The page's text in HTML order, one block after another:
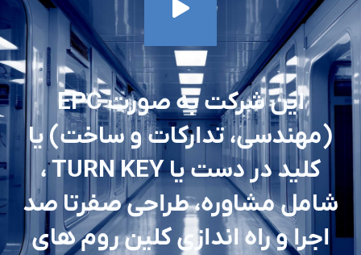
این شرکت به صورت EPC
(مهندسی، تدارکات و ساخت) یا
کلید در دست یا TURN KEY ،
شامل مشاوره، طراحی صفرتا صد
اجرا و راه اندازی کلین روم های